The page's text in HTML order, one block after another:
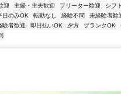
迎 主婦・主夫歓迎 フリーター歓迎
シフ
日のみOK 転勤なし 経験不問
未経験者歓
験者歓迎 即日払いOK 夕方 ブランクOK